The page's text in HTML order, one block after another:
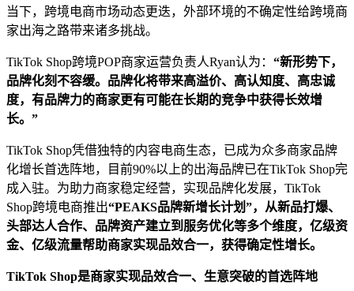
当下，跨境电商市场动态更迭，外部环境的不确定性给跨境商
家出海之路带来诸多挑战。
TikTok Shop跨境POP商家运营负责人Ryan认为： “新形势下，
品牌化刻不容缓。品牌化将带来高溢价、高认知度、高忠诚
度，有品牌力的商家更有可能在长期的竞争中获得长效增
长。”
TikTok Shop凭借独特的内容电商生态，已成为众多商家品牌
化增长首选阵地，目前90%以上的出海品牌已在TikTok Shop完
成入驻。为助力商家稳定经营，实现品牌化发展，TikTok
Shop跨境电商推出“PEAKS品牌新增长计划”，从新品打爆、
头部达人合作、品牌资产建立到服务优化等多个维度，亿级资
金、亿级流量帮助商家实现品效合一，获得确定性增长。
TikTok Shop是商家实现品效合一、生意突破的首选阵地